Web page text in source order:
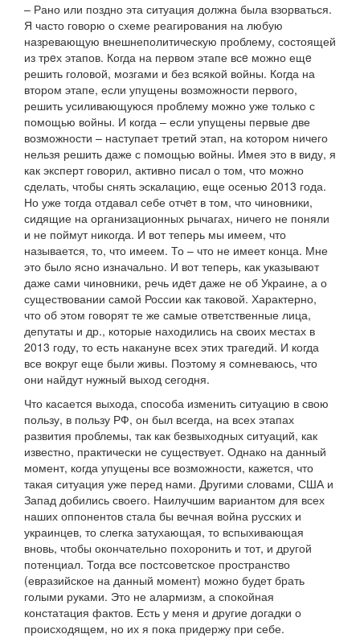
– Рано или поздно эта ситуация должна была взорваться.
Я часто говорю о схеме реагирования на любую
назревающую внешнеполитическую проблему, состоящей
из трeх этапов. Когда на первом этапе всe можно ещe
решить головой, мозгами и без всякой войны. Когда на
втором этапе, если упущены возможности первого,
решить усиливающуюся проблему можно уже только с
помощью войны. И когда – если упущены первые две
возможности – наступает третий этап, на котором ничего
нельзя решить даже с помощью войны. Имея это в виду, я
как эксперт говорил, активно писал о том, что можно
сделать, чтобы снять эскалацию, еще осенью 2013 года.
Но уже тогда отдавал себе отчeт в том, что чиновники,
сидящие на организационных рычагах, ничего не поняли
и не поймут никогда. И вот теперь мы имеем, что
называется, то, что имеем. То – что не имеет конца. Мне
это было ясно изначально. И вот теперь, как указывают
даже сами чиновники, речь идeт даже не об Украине, а о
существовании самой России как таковой. Характерно,
что об этом говорят те же самые ответственные лица,
депутаты и др., которые находились на своих местах в
2013 году, то есть накануне всех этих трагедий. И когда
все вокруг еще были живы. Поэтому я сомневаюсь, что
они найдут нужный выход сегодня.
Что касается выхода, способа изменить ситуацию в свою
пользу, в пользу РФ, он был всегда, на всех этапах
развития проблемы, так как безвыходных ситуаций, как
известно, практически не существует. Однако на данный
момент, когда упущены все возможности, кажется, что
такая ситуация уже перед нами. Другими словами, США и
Запад добились своего. Наилучшим вариантом для всех
наших оппонентов стала бы вечная война русских и
украинцев, то слегка затухающая, то вспыхивающая
вновь, чтобы окончательно похоронить и тот, и другой
потенциал. Тогда все постсоветское пространство
(евразийское на данный момент) можно будет брать
голыми руками. Это не алармизм, а спокойная
констатация фактов. Есть у меня и другие догадки о
происходящем, но их я пока придержу при себе.